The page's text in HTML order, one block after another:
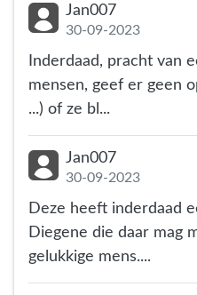
Jan007
30-09-2023
Inderdaad, pracht van
mensen, geef er geen
...) of ze bl...
Jan007
30-09-2023
Deze heeft inderdaad
Diegene die daar mag
gelukkige mens....